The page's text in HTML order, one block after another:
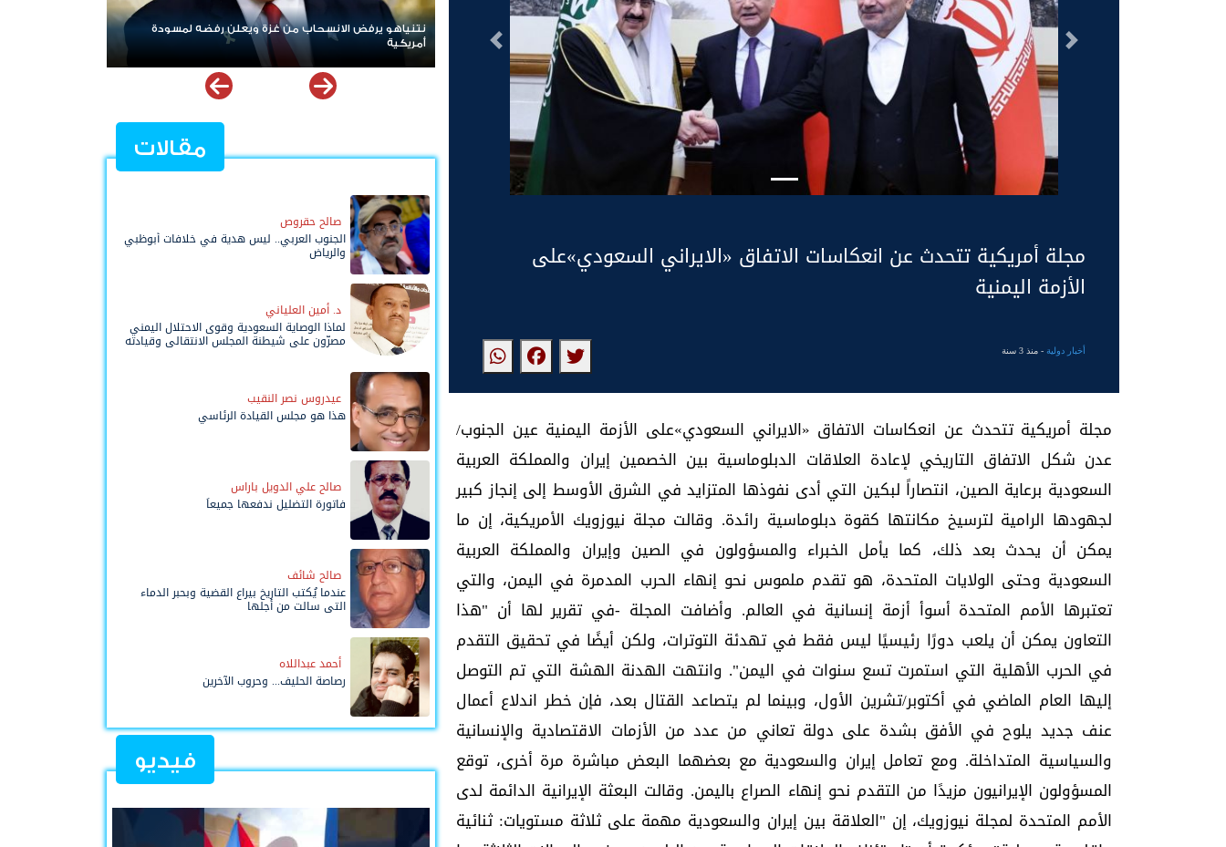
التالى السابق
مجلة أمريكية تتحدث عن انعكاسات الاتفاق «الايراني السعودي»على
الأزمة اليمنية
أخبار دولية- منذ 3 سنة
مجلة أمريكية تتحدث عن انعكاسات الاتفاق «الايراني السعودي»على الأزمة اليمنية عين الجنوب/
عدن شكل الاتفاق التاريخي لإعادة العلاقات الدبلوماسية بين الخصمين إيران والمملكة العربية
السعودية برعاية الصين، انتصاراً لبكين التي أدى نفوذها المتزايد في الشرق الأوسط إلى إنجاز كبير
لجهودها الرامية لترسيخ مكانتها كقوة دبلوماسية رائدة. وقالت مجلة نيوزويك الأمريكية، إن ما
يمكن أن يحدث بعد ذلك، كما يأمل الخبراء والمسؤولون في الصين وإيران والمملكة العربية
السعودية وحتى الولايات المتحدة، هو تقدم ملموس نحو إنهاء الحرب المدمرة في اليمن، والتي
تعتبرها الأمم المتحدة أسوأ أزمة إنسانية في العالم. وأضافت المجلة -في تقرير لها أن "هذا
التعاون يمكن أن يلعب دورًا رئيسيًا ليس فقط في تهدئة التوترات، ولكن أيضًا في تحقيق التقدم
في الحرب الأهلية التي استمرت تسع سنوات في اليمن". وانتهت الهدنة الهشة التي تم التوصل
إليها العام الماضي في أكتوبر/تشرين الأول، وبينما لم يتصاعد القتال بعد، فإن خطر اندلاع أعمال
عنف جديد يلوح في الأفق بشدة على دولة تعاني من عدد من الأزمات الاقتصادية والإنسانية
والسياسية المتداخلة. ومع تعامل إيران والسعودية مع بعضهما البعض مباشرة مرة أخرى، توقع
المسؤولون الإيرانيون مزيدًا من التقدم نحو إنهاء الصراع باليمن. وقالت البعثة الإيرانية الدائمة لدى
الأمم المتحدة لمجلة نيوزويك، إن "العلاقة بين إيران والسعودية مهمة على ثلاثة مستويات: ثنائية
نتنياهو يرفض الانسحاب من غزة ويعلن رفضه لمسودة
ردا على «خروقات» حزب الله.. إسرائيل
مقالات
صالح حقروص
الجنوب العربي.. ليس هدية في خلافات أبوظبي
والرياض
د. أمين العلياني
لماذا الوصاية السعودية وقوى الاحتلال اليمني
مصرّون على شيطنة المجلس الانتقالي وقيادته
عيدروس نصر النقيب
هذا هو مجلس القيادة الرئاسي
صالح علي الدويل باراس
فاتورة التضليل ندفعها جميعاً
صالح شائف
عندما يُكتب التاريخ بيراع القضية وبحبر الدماء
التي سالت من أجلها
أحمد عبداللاه
رصاصة الحليف... وحروب الآخرين
فيديو